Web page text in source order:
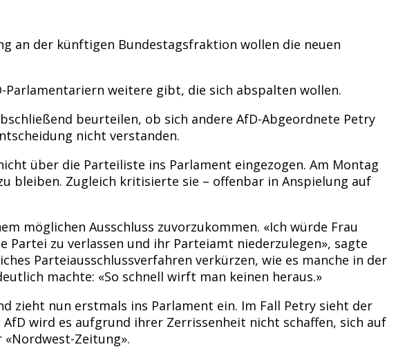
an der künftigen Bundestagsfraktion wollen die neuen
weitere gibt, die sich abspalten wollen.
beurteilen, ob sich andere AfD-Abgeordnete Petry
nicht verstanden.
über die Parteiliste ins Parlament eingezogen. Am Montag
bleiben. Zugleich kritisierte sie – offenbar in Anspielung auf
möglichen Ausschluss zuvorzukommen. «Ich würde Frau
Partei zu verlassen und ihr Parteiamt niederzulegen», sagte
Parteiausschlussverfahren verkürzen, wie es manche in der
machte: «So schnell wirft man keinen heraus.»
zieht nun erstmals ins Parlament ein. Im Fall Petry sieht der
wird es aufgrund ihrer Zerrissenheit nicht schaffen, sich auf
Zeitung».